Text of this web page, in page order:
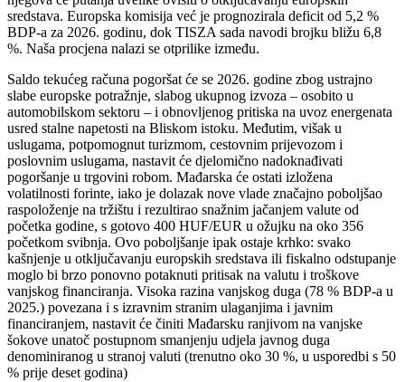
sredstava. Europska komisija već je prognozirala deficit od 5,2 %
BDP-a za 2026. godinu, dok TISZA sada navodi brojku bližu 6,8
%. Naša procjena nalazi se otprilike između.
Saldo tekućeg računa pogoršat će se 2026. godine zbog ustrajno
slabe europske potražnje, slabog ukupnog izvoza – osobito u
automobilskom sektoru – i obnovljenog pritiska na uvoz energenata
usred stalne napetosti na Bliskom istoku. Međutim, višak u
uslugama, potpomognut turizmom, cestovnim prijevozom i
poslovnim uslugama, nastavit će djelomično nadoknađivati
pogoršanje u trgovini robom. Mađarska će ostati izložena
volatilnosti forinte, iako je dolazak nove vlade značajno poboljšao
raspoloženje na tržištu i rezultirao snažnim jačanjem valute od
početka godine, s gotovo 400 HUF/EUR u ožujku na oko 356
početkom svibnja. Ovo poboljšanje ipak ostaje krhko: svako
kašnjenje u otključavanju europskih sredstava ili fiskalno odstupanje
moglo bi brzo ponovno potaknuti pritisak na valutu i troškove
vanjskog financiranja. Visoka razina vanjskog duga (78 % BDP-a u
2025.) povezana i s izravnim stranim ulaganjima i javnim
financiranjem, nastavit će činiti Mađarsku ranjivom na vanjske
šokove unatoč postupnom smanjenju udjela javnog duga
denominiranog u stranoj valuti (trenutno oko 30 %, u usporedbi s 50
% prije deset godina)